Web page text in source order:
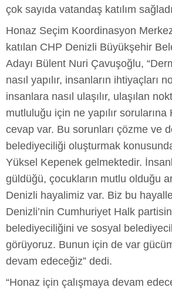
çok sayıda vatandaş katılım
Honaz Seçim Koordinasyon
katılan CHP Denizli Büyükşehir
Adayı Bülent Nuri Çavuşoğlu,
nasıl yapılır, insanların ihtiyaçları
insanlara nasıl ulaşılır, ulaşılan
mutluluğu için ne yapılır sorularına
cevap var. Bu sorunları çözme ve
belediyeciliği oluşturmak
Yüksel Kepenek gelmektedir.
güldüğü, çocukların mutlu olduğu
Denizli hayalimiz var. Biz bu hayalle
Denizli’nin Cumhuriyet Halk
belediyeciliğini ve sosyal
görüyoruz. Bunun için de var
devam edeceğiz” dedi.
“Honaz için çalışmaya devam